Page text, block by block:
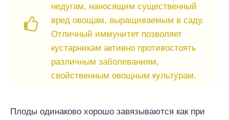
недугам, наносящим существенный
вред овощам, выращиваемым в саду.
Отличный иммунитет позволяет
кустарникам активно противостоять
различным заболеваниям,
свойственным овощным культурам.
Плоды одинаково хорошо завязываются как при